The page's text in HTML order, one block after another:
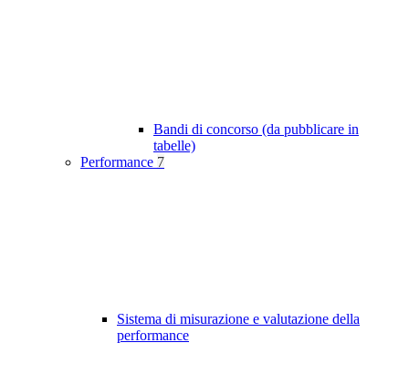
Bandi di concorso (da pubblicare in
tabelle)
Performance 7
Sistema di misurazione e valutazione della
performance